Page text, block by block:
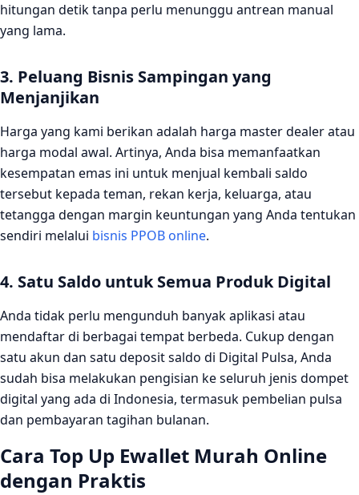
hitungan detik tanpa perlu menunggu antrean manual
yang lama.
3. Peluang Bisnis Sampingan yang
Menjanjikan
Harga yang kami berikan adalah harga master dealer atau
harga modal awal. Artinya, Anda bisa memanfaatkan
kesempatan emas ini untuk menjual kembali saldo
tersebut kepada teman, rekan kerja, keluarga, atau
tetangga dengan margin keuntungan yang Anda tentukan
sendiri melalui bisnis PPOB online.
4. Satu Saldo untuk Semua Produk Digital
Anda tidak perlu mengunduh banyak aplikasi atau
mendaftar di berbagai tempat berbeda. Cukup dengan
satu akun dan satu deposit saldo di Digital Pulsa, Anda
sudah bisa melakukan pengisian ke seluruh jenis dompet
digital yang ada di Indonesia, termasuk pembelian pulsa
dan pembayaran tagihan bulanan.
Cara Top Up Ewallet Murah Online
dengan Praktis